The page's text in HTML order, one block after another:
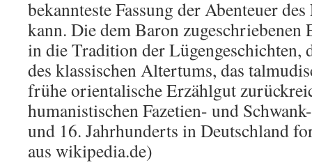
bekannteste Fassung der Abenteuer
kann. Die dem Baron zugeschriebenen
in die Tradition der
des klassischen Altertums, das
frühe orientalische Erzählgut
humanistischen Fazetien- und
und 16. Jahrhunderts in Deutschland
aus wikipedia.de)